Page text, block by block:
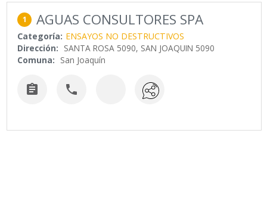
1 AGUAS CONSULTORES SPA
Categoría: ENSAYOS NO DESTRUCTIVOS
Dirección: SANTA ROSA 5090, SAN JOAQUIN 5090
Comuna: San Joaquín
 